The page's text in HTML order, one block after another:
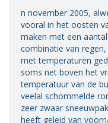
Fotoalbums
Opleidingen
Over
BWT
BMK
n november 2005,
vooral in het oosten
maken met een
combinatie van
met temperaturen
soms net boven het
temperatuur van de
veelal schommelde
zeer zwaar
heeft geleid van